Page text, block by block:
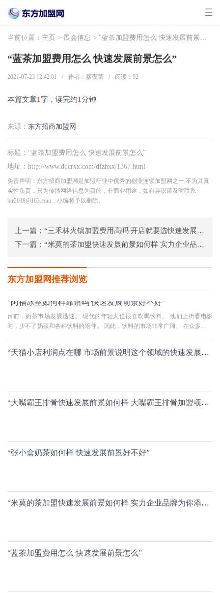
当前位置： 主页 > 展会信息 > “蓝茶加盟费用怎么 快速发展前景怎么”
“蓝茶加盟费用怎么 快速发展前景怎么”
2021-07-23 12:42:01 / 作者：廖夜蕾 / 阅读： 92
本篇文章1字，读完约1分钟
来源： 东方招商加盟网
标题：“蓝茶加盟费用怎么 快速发展前景怎么”
地址：http://www.ddcrxx.com/dfzhxx/1367.html
免责声明：东方招商加盟网是加盟行业中优秀的创业连锁加盟网之一,不为其真
实性负责，只为传播网络信息为目的，非商业用途，如有异议请及时联系
btr2018@163.com，小编将予以删除。
上一篇： “三禾林火锅加盟费用高吗 开店就要选快速发展好的”
下一篇： “米莫的茶加盟快速发展前景如何样 实力企业品牌为你添越来越多的金块”
东方加盟网推荐浏览
“阿福冰室如何样靠谱吗 快速发展前景好不好”
目前，奶茶市场发展迅速。 现代的年轻人也很喜欢喝饮料。 他们上街看电影
时，少不了奶茶和各种饮料的陪伴。 因此，饮料的市场非常广阔。 在众多饮料
“天猫小店利润点在哪 市场前景说明这个领域的快速发展程度”
“大嘴霸王排骨快速发展前景如何样 大嘴霸王排骨加盟项目非常赚钱”
“张小盒奶茶如何样 快速发展前景好不好”
“米莫的茶加盟快速发展前景如何样 实力企业品牌为你添越来越多的金块”
“蓝茶加盟费用怎么 快速发展前景怎么”